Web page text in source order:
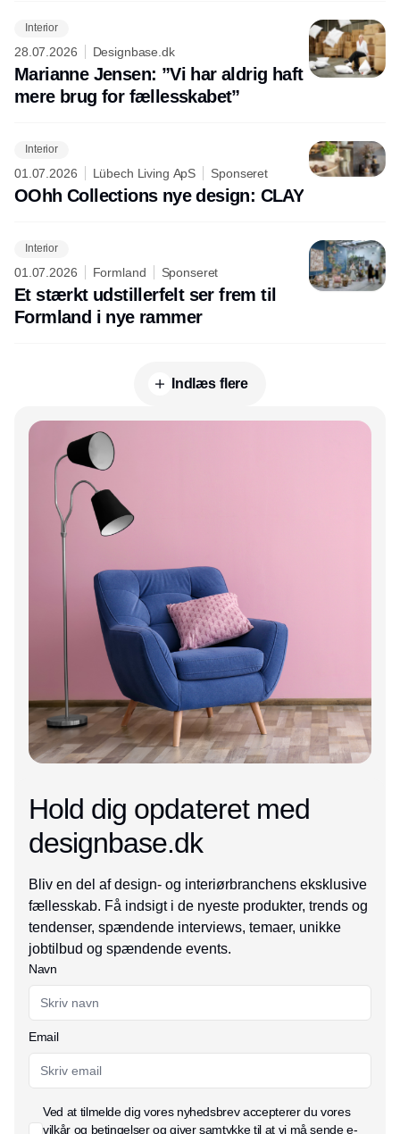
Interior
28.07.2026 Designbase.dk
Marianne Jensen: ”Vi har aldrig haft
mere brug for fællesskabet”
Interior
01.07.2026 Lübech Living ApS Sponseret
OOhh Collections nye design: CLAY
Interior
01.07.2026 Formland Sponseret
Et stærkt udstillerfelt ser frem til
Formland i nye rammer
Indlæs flere
Annonce
Hold dig opdateret med
designbase.dk
Bliv en del af design- og interiørbranchens eksklusive
fællesskab. Få indsigt i de nyeste produkter, trends og
tendenser, spændende interviews, temaer, unikke
jobtilbud og spændende events.
Navn
Email
Ved at tilmelde dig vores nyhedsbrev accepterer du vores
vilkår og betingelserog giver samtykke til at vi må sende e-